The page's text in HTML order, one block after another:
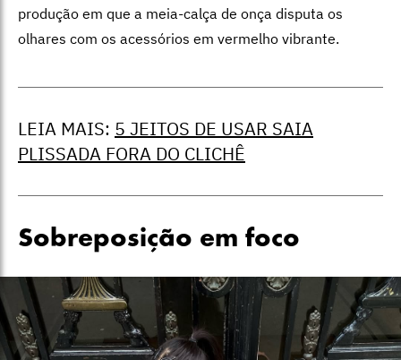
produção em que a meia-calça de onça disputa os
olhares com os acessórios em vermelho vibrante.
LEIA MAIS: 5 JEITOS DE USAR SAIA
PLISSADA FORA DO CLICHÊ
Sobreposição em foco